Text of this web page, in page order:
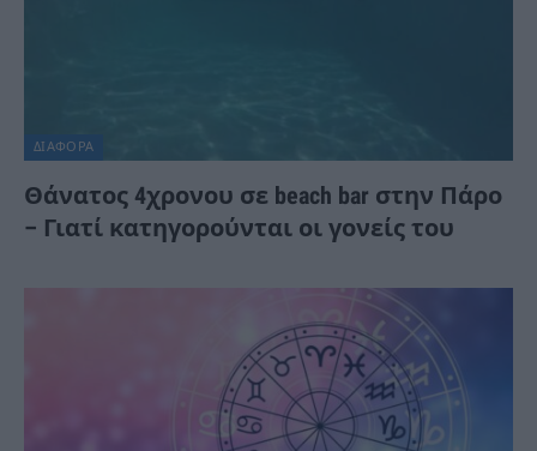
ΔΙΆΦΟΡΑ
Θάνατος 4χρονου σε beach bar στην Πάρο
– Γιατί κατηγορούνται οι γονείς του